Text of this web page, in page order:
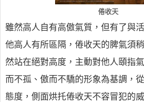
倦收天
雖然高人自有高傲氣質，但有了與
他高人有所區隔，倦收天的脾氣須
然站在絕對高度，主動對他人頤指
而不孤、傲而不驕的形象為基調，
態度，側面烘托倦收天不容冒犯的